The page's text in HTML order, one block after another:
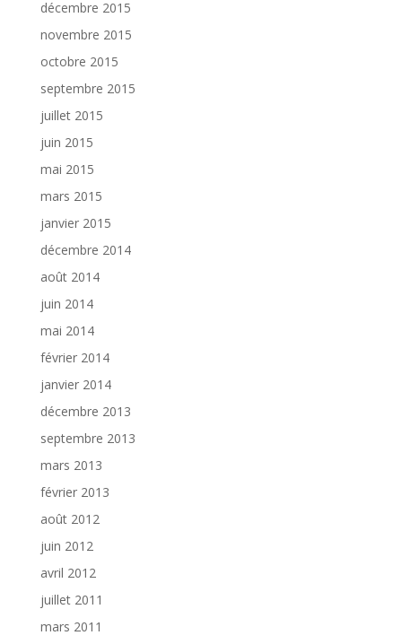
décembre 2015
novembre 2015
octobre 2015
septembre 2015
juillet 2015
juin 2015
mai 2015
mars 2015
janvier 2015
décembre 2014
août 2014
juin 2014
mai 2014
février 2014
janvier 2014
décembre 2013
septembre 2013
mars 2013
février 2013
août 2012
juin 2012
avril 2012
juillet 2011
mars 2011